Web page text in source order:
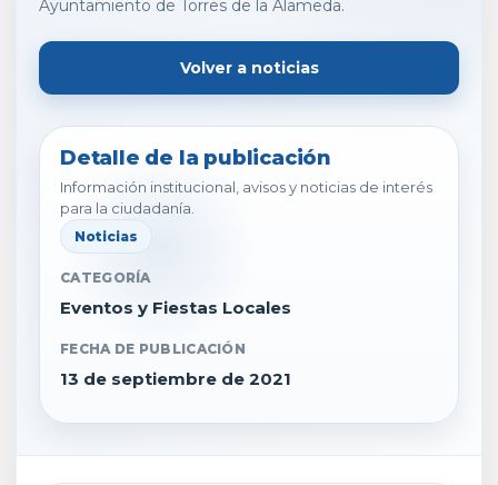
Ayuntamiento de Torres de la Alameda.
Volver a noticias
Detalle de la publicación
Información institucional, avisos y noticias de interés
para la ciudadanía.
Noticias
CATEGORÍA
Eventos y Fiestas Locales
FECHA DE PUBLICACIÓN
13 de septiembre de 2021